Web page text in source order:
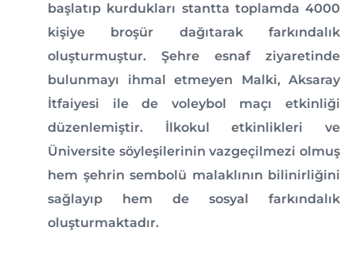
başlatıp kurdukları stantta toplamda 4000
kişiye broşür dağıtarak farkındalık
oluşturmuştur. Şehre esnaf ziyaretinde
bulunmayı ihmal etmeyen Malki, Aksaray
İtfaiyesi ile de voleybol maçı etkinliği
düzenlemiştir. İlkokul etkinlikleri ve
Üniversite söyleşilerinin vazgeçilmezi olmuş
hem şehrin sembolü malaklının bilinirliğini
sağlayıp hem de sosyal farkındalık
oluşturmaktadır.